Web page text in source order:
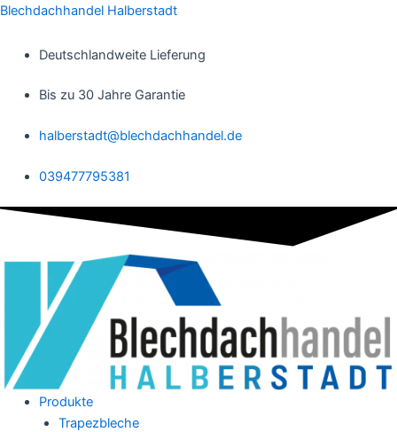
Zum
springen
Blechdachhandel Halberstadt
Deutschlandweite Lieferung
Bis zu 30 Jahre Garantie
halberstadt@blechdachhandel.de
039477795381
Menü
Produkte
Trapezbleche